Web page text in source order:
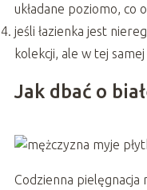
układane poziomo, co
jeśli łazienka jest
kolekcji, ale w tej
Jak dbać o
Codzienna pielęgnacja